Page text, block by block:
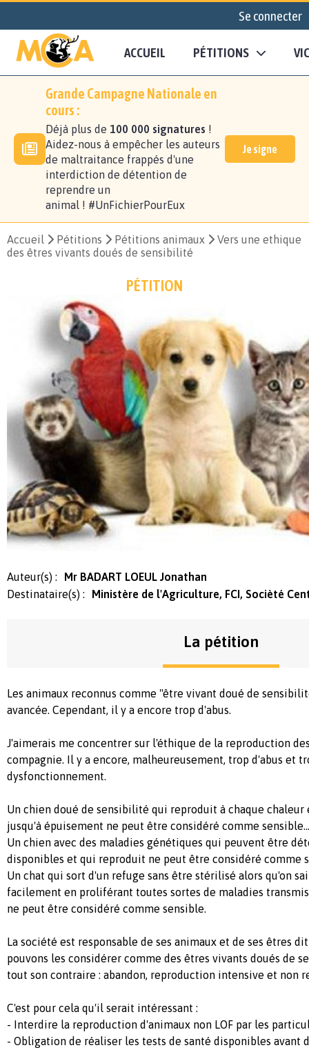
Se connecter
ACCUEIL PÉTITIONS
Grande Campagne Nationale en
cours :
Déjà plus de 100 000 signatures !
Aidez-nous à empêcher les auteurs
de maltraitance frappés d'une
interdiction de détention de
reprendre un
animal ! #UnFichierPourEux
Je signe
Accueil Pétitions Pétitions animaux
Vers une ethique
des êtres vivants doués de sensibilité
PÉTITION
Auteur(s) :
Mr BADART LOEUL Jonathan
Destinataire(s) :
Ministère de l'Agriculture, FCI, Socièté
La pétition
Les animaux reconnus comme "être vivant doué de
avancée. Cependant, il y a encore trop d'abus.
J'aimerais me concentrer sur l'éthique de la reproduction
compagnie. Il y a encore, malheureusement, trop d'abus et
dysfonctionnement.
Un chien doué de sensibilité qui reproduit à chaque chaleur
jusqu'à épuisement ne peut être considéré comme sensible…
Un chien avec des maladies génétiques qui peuvent être
disponibles et qui reproduit ne peut être considéré comme
Un chat qui sort d'un refuge sans être stérilisé alors qu'on
facilement en proliférant toutes sortes de maladies
ne peut être considéré comme sensible.
La société est responsable de ses animaux et de ses êtres
pouvons les considérer comme des êtres vivants doués de
tout son contraire : abandon, reproduction intensive et non
C'est pour cela qu'il serait intéressant :
- Interdire la reproduction d'animaux non LOF par les
- Obligation de réaliser les tests de santé disponibles avant